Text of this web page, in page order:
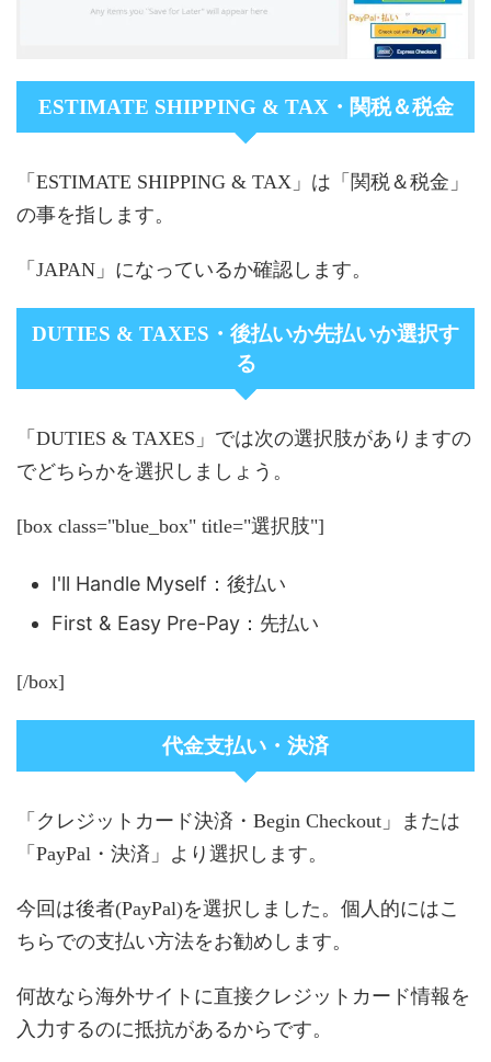
ESTIMATE SHIPPING & TAX・関税＆税金
「ESTIMATE SHIPPING & TAX」は「関税＆税金」
の事を指します。
「JAPAN」になっているか確認します。
DUTIES & TAXES・後払いか先払いか選択す
る
「DUTIES & TAXES」では次の選択肢がありますの
でどちらかを選択しましょう。
[box class="blue_box" title="選択肢"]
I'll Handle Myself：後払い
First & Easy Pre-Pay：先払い
[/box]
代金支払い・決済
「クレジットカード決済・Begin Checkout」または
「PayPal・決済」より選択します。
今回は後者(PayPal)を選択しました。個人的にはこ
ちらでの支払い方法をお勧めします。
何故なら海外サイトに直接クレジットカード情報を
入力するのに抵抗があるからです。